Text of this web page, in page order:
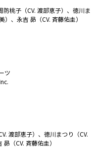
防桃子（CV. 渡部恵子）、徳川ま
、永吉 昴（CV. 斉藤佑圭）
ツ
渡部恵子）、徳川まつり（CV.
（CV. 斉藤佑圭）